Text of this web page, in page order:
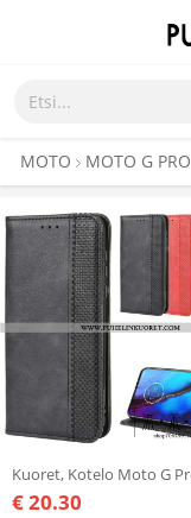
MOTO MOTO G PRO
€ 20.30